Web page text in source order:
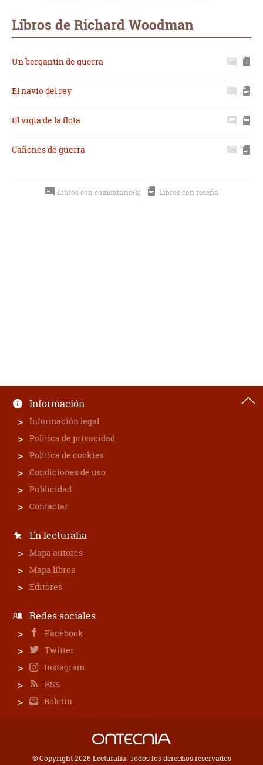
Libros de Richard Woodman
Un bergantín de guerra
El navío del rey
El vigía de la flota
Cañones de guerra
Libros con comentario(s) Libros con reseña
Información
Información legal
Política de privacidad
Política de cookies
Condiciones de uso
Publicidad
Contactar
En lecturalia
Mapa autores
Mapa libros
Editores
Redes sociales
Facebook
Twitter
Instagram
RSS
Boletín
© Copyright 2026 Lecturalia. Todos los derechos reservados